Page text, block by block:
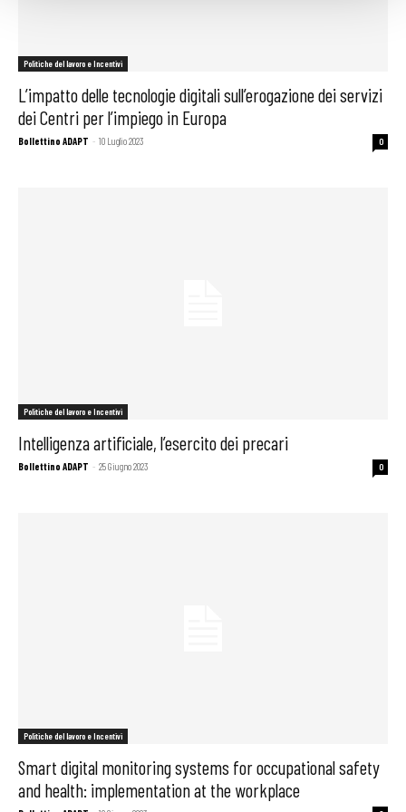
Politiche del lavoro e Incentivi
L’impatto delle tecnologie digitali sull’erogazione dei servizi
dei Centri per l’impiego in Europa
Bollettino ADAPT - 10 Luglio 2023 0
Politiche del lavoro e Incentivi
Intelligenza artificiale, l’esercito dei precari
Bollettino ADAPT - 25 Giugno 2023 0
Politiche del lavoro e Incentivi
Smart digital monitoring systems for occupational safety
and health: implementation at the workplace